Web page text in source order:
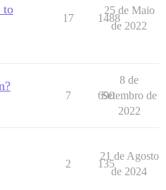
to
17 1488
25 de Maio
de 2022
7 690
8 de
Setembro de
2022
2 135
21 de Agosto
de 2024